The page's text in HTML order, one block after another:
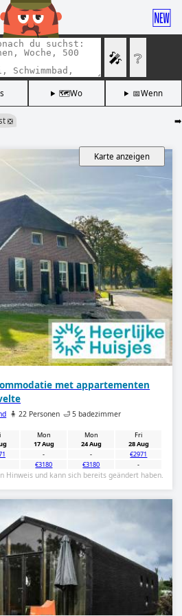
🆕
🎤 ❔
🗺️Wo 📅Wenn
➡️
❎
Karte anzeigen
met appartementen
🧍 22 Personen 🛁 5 badezimmer
Mon
17 Aug
Mon
24 Aug
Fri
28 Aug
- -
€2971
€3180 €3180 -
Hinweis und kann sich bereits geändert haben.